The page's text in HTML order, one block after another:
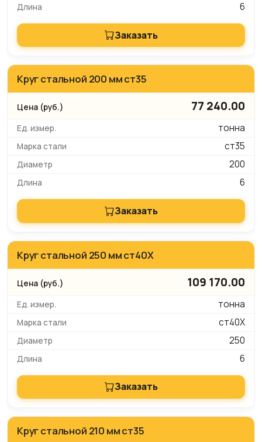
6
Заказать
Круг стальной 200 мм ст35
77 240.00
тонна
ст35
200
6
Заказать
Круг стальной 250 мм ст40Х
109 170.00
тонна
ст40Х
250
6
Заказать
Круг стальной 210 мм ст35